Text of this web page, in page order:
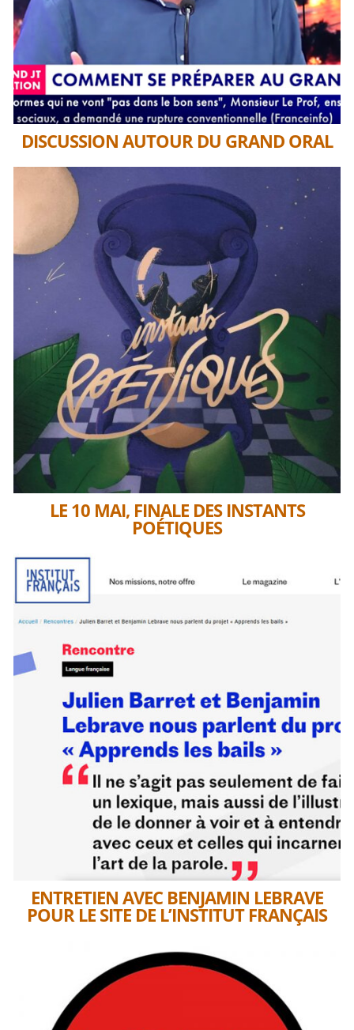
DISCUSSION AUTOUR DU GRAND ORAL
LE 10 MAI, FINALE DES INSTANTS
POÉTIQUES
ENTRETIEN AVEC BENJAMIN LEBRAVE
POUR LE SITE DE L’INSTITUT FRANÇAIS